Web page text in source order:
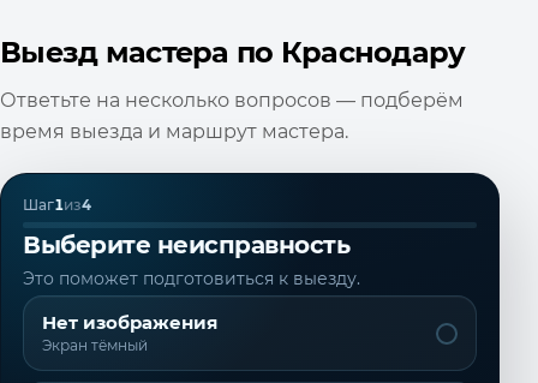
Выезд мастера по Краснодару
Ответьте на несколько вопросов — подберём
время выезда и маршрут мастера.
Шаг1из4
Выберите неисправность
Это поможет подготовиться к выезду.
Нет изображения
Экран тёмный